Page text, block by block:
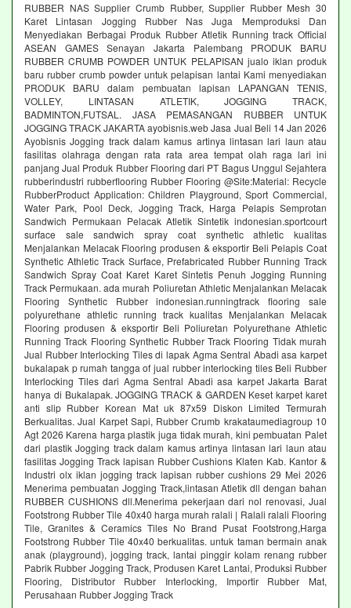
RUBBER NAS Supplier Crumb Rubber, Supplier Rubber Mesh 30
Karet Lintasan Jogging Rubber Nas Juga Memproduksi Dan
Menyediakan Berbagai Produk Rubber Atletik Running track Official
ASEAN GAMES Senayan Jakarta Palembang PRODUK BARU
RUBBER CRUMB POWDER UNTUK PELAPISAN jualo iklan produk
baru rubber crumb powder untuk pelapisan lantai Kami menyediakan
PRODUK BARU dalam pembuatan lapisan LAPANGAN TENIS,
VOLLEY, LINTASAN ATLETIK, JOGGING TRACK,
BADMINTON,FUTSAL. JASA PEMASANGAN RUBBER UNTUK
JOGGING TRACK JAKARTA ayobisnis.web Jasa Jual Beli 14 Jan 2026
Ayobisnis Jogging track dalam kamus artinya lintasan lari laun atau
fasilitas olahraga dengan rata rata area tempat olah raga lari ini
panjang Jual Produk Rubber Flooring dari PT Bagus Unggul Sejahtera
rubberindustri rubberflooring Rubber Flooring @Site:Material: Recycle
RubberProduct Application: Children Playground, Sport Commercial,
Water Park, Pool Deck, Jogging Track, Harga Pelapis Semprotan
Sandwich Permukaan Pelacak Atletik Sintetik indonesian.sportcourt
surface sale sandwich spray coat synthetic athletic kualitas
Menjalankan Melacak Flooring produsen & eksportir Beli Pelapis Coat
Synthetic Athletic Track Surface, Prefabricated Rubber Running Track
Sandwich Spray Coat Karet Karet Sintetis Penuh Jogging Running
Track Permukaan. ada murah Poliuretan Athletic Menjalankan Melacak
Flooring Synthetic Rubber indonesian.runningtrack flooring sale
polyurethane athletic running track kualitas Menjalankan Melacak
Flooring produsen & eksportir Beli Poliuretan Polyurethane Athletic
Running Track Flooring Synthetic Rubber Track Flooring Tidak murah
Jual Rubber Interlocking Tiles di lapak Agma Sentral Abadi asa karpet
bukalapak p rumah tangga of jual rubber interlocking tiles Beli Rubber
Interlocking Tiles dari Agma Sentral Abadi asa karpet Jakarta Barat
hanya di Bukalapak. JOGGING TRACK & GARDEN Keset karpet karet
anti slip Rubber Korean Mat uk 87x59 Diskon Limited Termurah
Berkualitas. Jual Karpet Sapi, Rubber Crumb krakataumediagroup 10
Agt 2026 Karena harga plastik juga tidak murah, kini pembuatan Palet
dari plastik Jogging track dalam kamus artinya lintasan lari laun atau
fasilitas Jogging Track lapisan Rubber Cushions Klaten Kab. Kantor &
Industri olx iklan jogging track lapisan rubber cushions 29 Mei 2026
Menerima pembuatan Jogging Track,lintasan Atletik dll dengan bahan
RUBBER CUSHIONS dll.Menerima pekerjaan dari nol renovasi, Jual
Footstrong Rubber Tile 40x40 harga murah ralali | Ralali ralali Flooring
Tile, Granites & Ceramics Tiles No Brand Pusat Footstrong,Harga
Footstrong Rubber Tile 40x40 berkualitas. untuk taman bermain anak
anak (playground), jogging track, lantai pinggir kolam renang rubber
Pabrik Rubber Jogging Track, Produsen Karet Lantai, Produksi Rubber
Flooring, Distributor Rubber Interlocking, Importir Rubber Mat,
Perusahaan Rubber Jogging Track